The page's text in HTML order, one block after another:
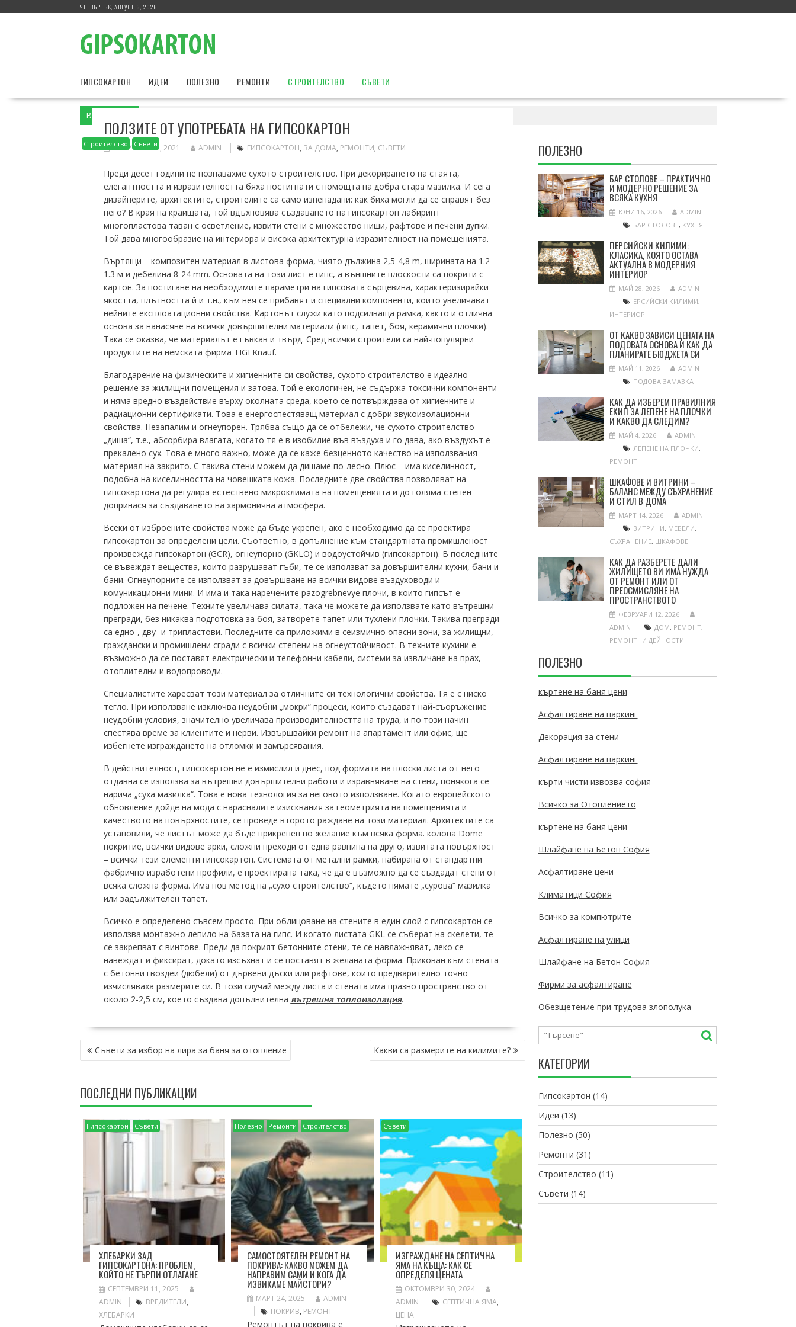
ЧЕТВЪРТЪК, АВГУСТ 6, 2026
ГИПСОКАРТОН ИДЕИ ПОЛЕЗНО РЕМОНТИ СТРОИТЕЛСТВО СЪВЕТИ
Вие сте тук
Строителство Съвети
ПОЛЗИТЕ ОТ УПОТРЕБАТА НА ГИПСОКАРТОН
ФЕВРУАРИ 14, 2021 ADMIN ГИПСОКАРТОН, ЗА ДОМА, РЕМОНТИ, СЪВЕТИ
Преди десет години не познавахме сухото строителство. При декорирането на стаята,
елегантността и изразителността бяха постигнати с помощта на добра стара мазилка. И сега
дизайнерите, архитектите, строителите са само изненадани: как биха могли да се справят без
него? В края на краищата, той вдъхновява създаването на гипсокартон лабиринт
многопластова таван с осветление, извити стени с множество ниши, рафтове и печени дупки.
Той дава многообразие на интериора и висока архитектурна изразителност на помещенията.
Въртящи – композитен материал в листова форма, чиято дължина 2,5-4,8 m, ширината на 1.2-
1.3 м и дебелина 8-24 mm. Основата на този лист е гипс, а външните плоскости са покрити с
картон. За постигане на необходимите параметри на гипсовата сърцевина, характеризирайки
якостта, плътността й и т.н., към нея се прибавят и специални компоненти, които увеличават
нейните експлоатационни свойства. Картонът служи като подсилваща рамка, както и отлична
основа за нанасяне на всички довършителни материали (гипс, тапет, боя, керамични плочки).
Така се оказва, че материалът е гъвкав и твърд. Сред всички строители са най-популярни
продуктите на немската фирма TIGI Knauf.
Благодарение на физическите и хигиенните си свойства, сухото строителство е идеално
решение за жилищни помещения и затова. Той е екологичен, не съдържа токсични компоненти
и няма вредно въздействие върху околната среда, което се потвърждава от хигиенните и
радиационни сертификати. Това е енергоспестяващ материал с добри звукоизолационни
свойства. Незапалим и огнеупорен. Трябва също да се отбележи, че сухото строителство
„диша“, т.е., абсорбира влагата, когато тя е в изобилие във въздуха и го дава, ако въздухът е
прекалено сух. Това е много важно, може да се каже безценното качество на използвания
материал на закрито. С такива стени можем да дишаме по-лесно. Плюс – има киселинност,
подобна на киселинността на човешката кожа. Последните две свойства позволяват на
гипсокартона да регулира естествено микроклимата на помещенията и до голяма степен
допринася за създаването на хармонична атмосфера.
Всеки от изброените свойства може да бъде укрепен, ако е необходимо да се проектира
гипсокартон за определени цели. Съответно, в допълнение към стандартната промишленост
произвежда гипсокартон (GCR), огнеупорно (GKLO) и водоустойчив (гипсокартон). В последните
се въвеждат вещества, които разрушават гъби, те се използват за довършителни кухни, бани и
бани. Огнеупорните се използват за довършване на всички видове въздуховоди и
комуникационни мини. И има и така наречените pazogrebnevye плочи, в които гипсът е
подложен на печене. Техните увеличава силата, така че можете да използвате като вътрешни
прегради, без никаква подготовка за боя, затворете тапет или тухлени плочки. Такива прегради
са едно-, дву- и трипластови. Последните са приложими в сеизмично опасни зони, за жилищни,
граждански и промишлени сгради с всички степени на огнеустойчивост. В техните кухини е
възможно да се поставят електрически и телефонни кабели, системи за извличане на прах,
отоплителни и водопроводи.
Специалистите харесват този материал за отличните си технологични свойства. Тя е с ниско
тегло. При използване изключва неудобни „мокри“ процеси, които създават най-съоръжение
неудобни условия, значително увеличава производителността на труда, и по този начин
спестява време за клиентите и нерви. Извършвайки ремонт на апартамент или офис, ще
избегнете изграждането на отломки и замърсявания.
В действителност, гипсокартон не е измислил и днес, под формата на плоски листа от него
отдавна се използва за вътрешни довършителни работи и изравняване на стени, понякога се
нарича „суха мазилка“. Това е нова технология за неговото използване. Когато европейското
обновление дойде на мода с нарасналите изисквания за геометрията на помещенията и
качеството на повърхностите, се проведе второто раждане на този материал. Архитектите са
установили, че листът може да бъде прикрепен по желание към всяка форма. колона Dome
покритие, всички видове арки, сложни преходи от една равнина на друго, извитата повърхност
– всички тези елементи гипсокартон. Системата от метални рамки, набирана от стандартни
фабрично изработени профили, е проектирана така, че да е възможно да се създадат стени от
всяка сложна форма. Има нов метод на „сухо строителство“, където нямате „сурова“ мазилка
или задължителен тапет.
Всичко е определено съвсем просто. При облицоване на стените в един слой с гипсокартон се
използва монтажно лепило на базата на гипс. И когато листата GKL се съберат на скелети, те
се закрепват с винтове. Преди да покрият бетонните стени, те се навлажняват, леко се
навеждат и фиксират, докато изсъхнат и се поставят в желаната форма. Прикован към стената
с бетонни гвоздеи (дюбели) от дървени дъски или рафтове, които предварително точно
изчисляваха размерите си. В този случай между листа и стената има празно пространство от
около 2-2,5 см, което създава допълнителна вътрешна топлоизолация.
НАВИГАЦИЯ
Съвети за избор на лира за баня за отопление Какви са размерите на килимите?
ПОСЛЕДНИ ПУБЛИКАЦИИ
Гипсокартон Съвети
ХЛЕБАРКИ ЗАД
ГИПСОКАРТОНА: ПРОБЛЕМ,
КОЙТО НЕ ТЪРПИ ОТЛАГАНЕ
СЕПТЕМВРИ 11, 2025
ADMIN
ВРЕДИТЕЛИ,
ХЛЕБАРКИ
Полезно Ремонти Строителство
САМОСТОЯТЕЛЕН РЕМОНТ НА
ПОКРИВА: КАКВО МОЖЕМ ДА
НАПРАВИМ САМИ И КОГА ДА
ИЗВИКАМЕ МАЙСТОРИ?
МАРТ 24, 2025
ADMIN
ПОКРИВ, РЕМОНТ
Ремонтът на покрива е
Съвети
ИЗГРАЖДАНЕ НА СЕПТИЧНА
ЯМА НА КЪЩА: КАК СЕ
ОПРЕДЕЛЯ ЦЕНАТА
ОКТОМВРИ 30, 2024
ADMIN
СЕПТИЧНА ЯМА,
ЦЕНА
ПОЛЕЗНО
БАР СТОЛОВЕ – ПРАКТИЧНО
И МОДЕРНО РЕШЕНИЕ ЗА
ВСЯКА КУХНЯ
ЮНИ 16, 2026
ADMIN
БАР СТОЛОВЕ, КУХНЯ
ПЕРСИЙСКИ КИЛИМИ:
КЛАСИКА, КОЯТО ОСТАВА
АКТУАЛНА В МОДЕРНИЯ
ИНТЕРИОР
МАЙ 28, 2026
ADMIN
ЕРСИЙСКИ КИЛИМИ,
ИНТЕРИОР
ОТ КАКВО ЗАВИСИ ЦЕНАТА НА
ПОДОВАТА ОСНОВА И КАК ДА
ПЛАНИРАТЕ БЮДЖЕТА СИ
МАЙ 11, 2026
ADMIN
ПОДОВА ЗАМАЗКА
КАК ДА ИЗБЕРЕМ ПРАВИЛНИЯ
ЕКИП ЗА ЛЕПЕНЕ НА ПЛОЧКИ
И КАКВО ДА СЛЕДИМ?
МАЙ 4, 2026
ADMIN
ЛЕПЕНЕ НА ПЛОЧКИ,
РЕМОНТ
ШКАФОВЕ И ВИТРИНИ –
БАЛАНС МЕЖДУ СЪХРАНЕНИЕ
И СТИЛ В ДОМА
МАРТ 14, 2026
ADMIN
ВИТРИНИ, МЕБЕЛИ,
СЪХРАНЕНИЕ, ШКАФОВЕ
КАК ДА РАЗБЕРЕТЕ ДАЛИ
ЖИЛИЩЕТО ВИ ИМА НУЖДА
ОТ РЕМОНТ ИЛИ ОТ
ПРЕОСМИСЛЯНЕ НА
ПРОСТРАНСТВОТО
ФЕВРУАРИ 12, 2026
ADMIN
ДОМ, РЕМОНТ,
РЕМОНТНИ ДЕЙНОСТИ
ПОЛЕЗНО
къртене на баня цени
Асфалтиране на паркинг
Декорация за стени
Асфалтиране на паркинг
кърти чисти извозва софия
Всичко за Отоплението
къртене на баня цени
Шлайфане на Бетон София
Асфалтиране цени
Климатици София
Всичко за компютрите
Асфалтиране на улици
Шлайфане на Бетон София
Фирми за асфалтиране
Обезщетение при трудова злополука
КАТЕГОРИИ
Гипсокартон (14)
Идеи (13)
Полезно (50)
Ремонти (31)
Строителство (11)
Съвети (14)